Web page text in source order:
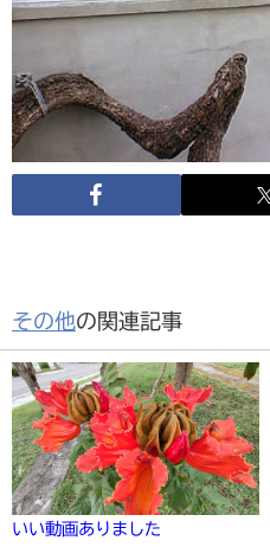
その他の関連記事
いい動画ありました